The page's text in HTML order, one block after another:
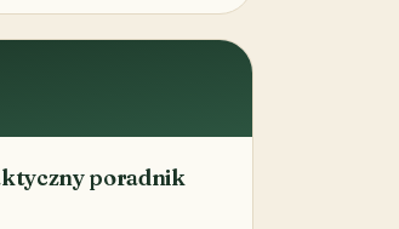
poradnik